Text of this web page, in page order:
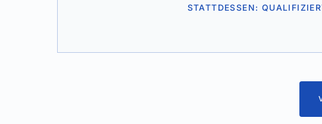
STATTDESSEN: